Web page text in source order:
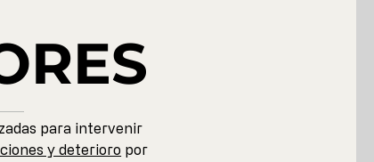
para intervenir
y deterioro por